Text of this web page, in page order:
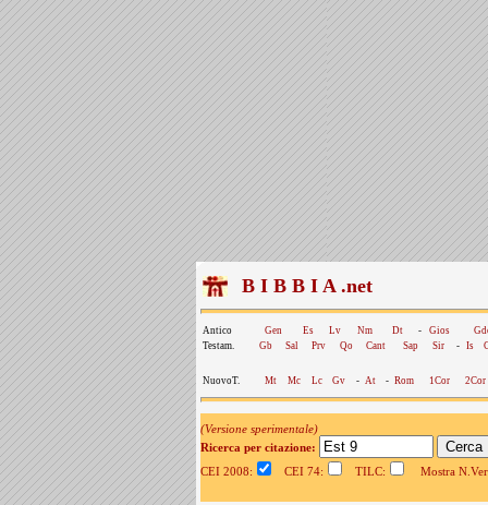
B I B B I A .net
Antico Gen Es Lv Nm Dt - Gios
Testam.
Gb Sal Prv Qo Cant Sap Sir - Is
NuovoT. Mt Mc Lc Gv - At - Rom 1Cor 2Cor
(Versione sperimentale)
Ricerca per citazione:
CEI 2008:
CEI 74: TILC: Mostra